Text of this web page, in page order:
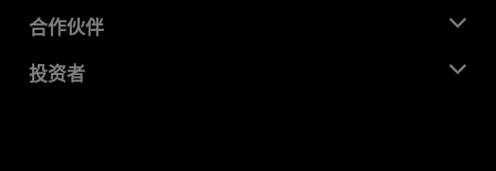
就业机会
联系我们
媒体库
开发中心
成功案例
合作伙伴
AMD 合作伙伴中心
投资者